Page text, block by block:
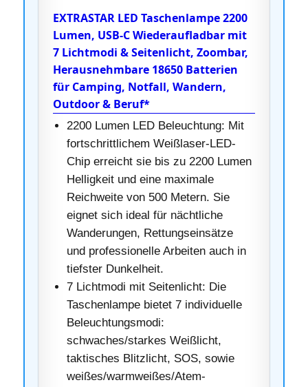
EXTRASTAR LED Taschenlampe 2200
Lumen, USB-C Wiederaufladbar mit
7 Lichtmodi & Seitenlicht, Zoombar,
Herausnehmbare 18650 Batterien
für Camping, Notfall, Wandern,
Outdoor & Beruf*
2200 Lumen LED Beleuchtung: Mit
fortschrittlichem Weißlaser-LED-
Chip erreicht sie bis zu 2200 Lumen
Helligkeit und eine maximale
Reichweite von 500 Metern. Sie
eignet sich ideal für nächtliche
Wanderungen, Rettungseinsätze
und professionelle Arbeiten auch in
tiefster Dunkelheit.
7 Lichtmodi mit Seitenlicht: Die
Taschenlampe bietet 7 individuelle
Beleuchtungsmodi:
schwaches/starkes Weißlicht,
taktisches Blitzlicht, SOS, sowie
weißes/warmweißes/Atem-